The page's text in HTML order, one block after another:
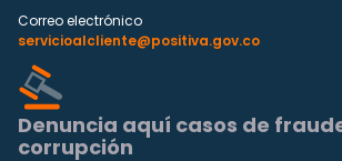
Correo electrónico
servicioalcliente@positiva.gov.co
Denuncia aquí casos de
corrupción